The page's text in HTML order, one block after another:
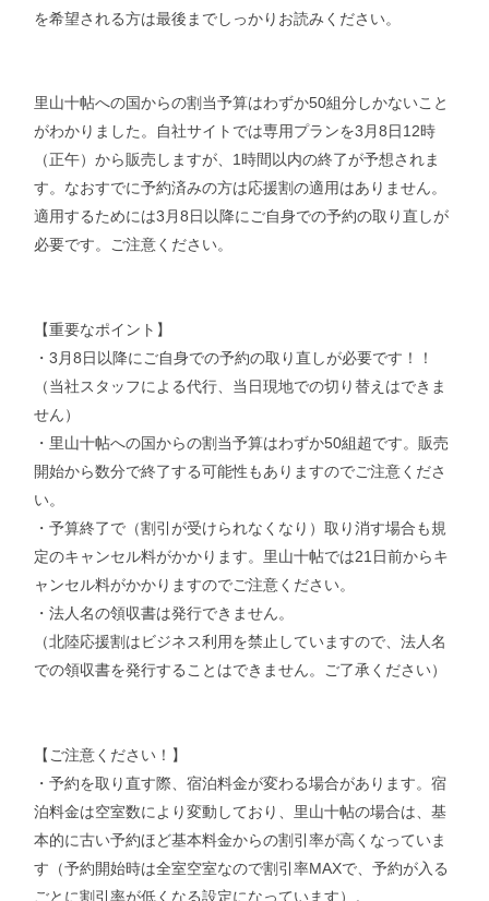
を希望される方は最後までしっかりお読みください。
里山十帖への国からの割当予算はわずか50組分しかないこと
がわかりました。自社サイトでは専用プランを3月8日12時
（正午）から販売しますが、1時間以内の終了が予想されま
す。なおすでに予約済みの方は応援割の適用はありません。
適用するためには3月8日以降にご自身での予約の取り直しが
必要です。ご注意ください。
【重要なポイント】
・3月8日以降にご自身での予約の取り直しが必要です！！
（当社スタッフによる代行、当日現地での切り替えはできま
せん）
・里山十帖への国からの割当予算はわずか50組超です。販売
開始から数分で終了する可能性もありますのでご注意くださ
い。
・予算終了で（割引が受けられなくなり）取り消す場合も規
定のキャンセル料がかかります。里山十帖では21日前からキ
ャンセル料がかかりますのでご注意ください。
・法人名の領収書は発行できません。
（北陸応援割はビジネス利用を禁止していますので、法人名
での領収書を発行することはできません。ご了承ください）
【ご注意ください！】
・予約を取り直す際、宿泊料金が変わる場合があります。宿
泊料金は空室数により変動しており、里山十帖の場合は、基
本的に古い予約ほど基本料金からの割引率が高くなっていま
す（予約開始時は全室空室なので割引率MAXで、予約が入る
ごとに割引率が低くなる設定になっています）。